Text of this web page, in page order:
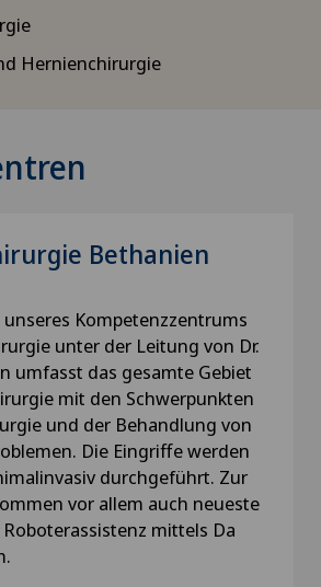
Hernienchirurgie
Bethanien
unseres Kompetenzzentrums
unter der Leitung von Dr.
umfasst das gesamte Gebiet
mit den Schwerpunkten
und der Behandlung von
Die Eingriffe werden
durchgeführt. Zur
vor allem auch neueste
mittels Da